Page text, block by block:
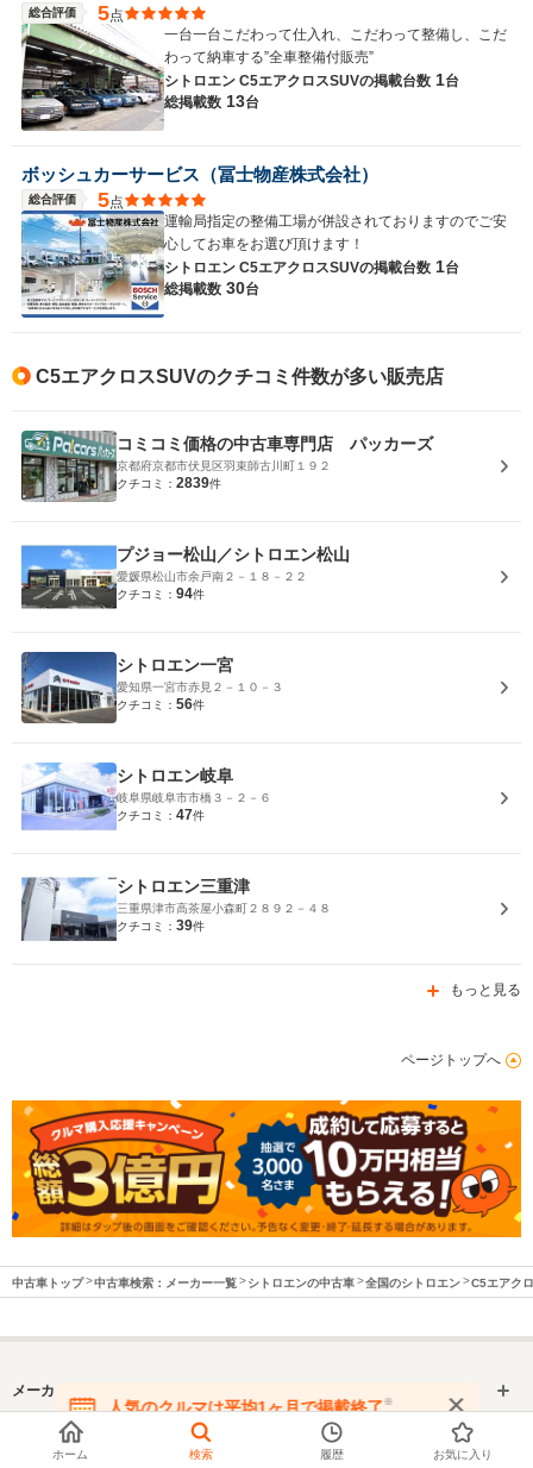
総合評価 5点
一台一台こだわって仕入れ、こだわって整備し、こだ
わって納車する”全車整備付販売”
シトロエン C5エアクロスSUVの掲載台数 1台
総掲載数 13台
ボッシュカーサービス（冨士物産株式会社）
総合評価 5点
運輸局指定の整備工場が併設されておりますのでご安
心してお車をお選び頂けます！
シトロエン C5エアクロスSUVの掲載台数 1台
総掲載数 30台
C5エアクロスSUVのクチコミ件数が多い販売店
コミコミ価格の中古車専門店 パッカーズ
京都府京都市伏見区羽束師古川町１９２
クチコミ： 2839件
プジョー松山／シトロエン松山
愛媛県松山市余戸南２－１８－２２
クチコミ： 94件
シトロエン一宮
愛知県一宮市赤見２－１０－３
クチコミ： 56件
シトロエン岐阜
岐阜県岐阜市市橋３－２－６
クチコミ： 47件
シトロエン三重津
三重県津市高茶屋小森町２８９２－４８
クチコミ： 39件
もっと見る
ページトップへ
中古車トップ 中古車検索：メーカー一覧 シトロエンの中古車 全国のシトロエン C5エアク
メーカーから中古車を探す
シトロエンの中古車を関連情報から探す
人気のクルマは平均1ヶ月で掲載終了※
在庫が無くなる前にお問い合わせください
ホーム 検索 履歴 お気に入り